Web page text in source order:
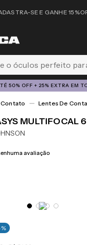
SE E GANHE
perfeito para você
50% OFF + 25% EXTRA EM
Lentes De
MULTIFOCAL 6
avaliação
%